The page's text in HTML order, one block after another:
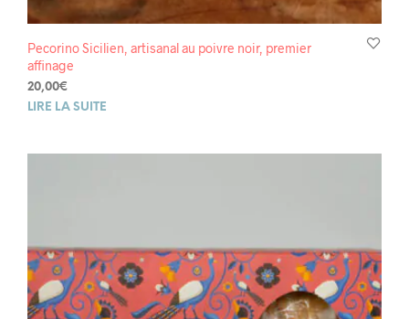
Pecorino Sicilien, artisanal au poivre noir, premier
affinage
20,00€
LIRE LA SUITE